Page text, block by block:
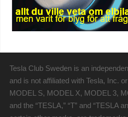
Tesla Club Sweden is an
and is not affiliated with Tesla, Inc.
MODEL S, MODEL X, MODEL 3,
and the “TESLA,” “T” and “TESLA